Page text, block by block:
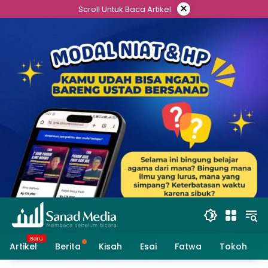
to
Scroll Untuk Baca Artikel ×
Artikel Berita Kisah Esai Fatwa Tokoh